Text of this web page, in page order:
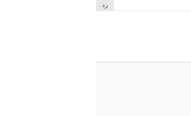
رد